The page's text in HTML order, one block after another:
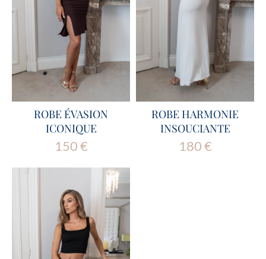
ROBE ÉVASION
ICONIQUE
150€
ROBE HARMONIE
INSOUCIANTE
180€